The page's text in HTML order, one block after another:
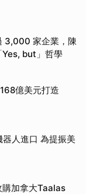
3,000 家企業，陳
Yes, but」哲學
億美元打造
人進口 為提振美
加拿大Taalas